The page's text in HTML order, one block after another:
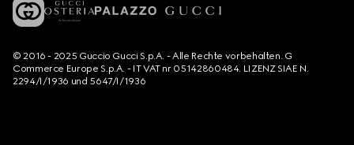
© 2016 - 2025 Guccio Gucci S.p.A. - Alle Rechte vorbehalten. G
Commerce Europe S.p.A. - IT VAT nr 05142860484. LIZENZ SIAE N.
2294/I/1936 und 5647/I/1936